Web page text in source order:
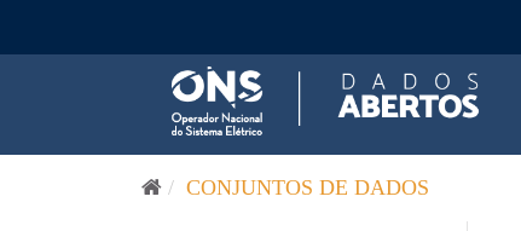
CONJUNTOS DE DADOS